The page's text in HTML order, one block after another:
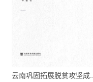
云南巩固拓展脱贫攻坚成...